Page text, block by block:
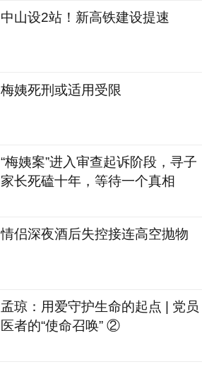
中山设2站！新高铁建设提速
梅姨死刑或适用受限
“梅姨案”进入审查起诉阶段，寻子
家长死磕十年，等待一个真相
情侣深夜酒后失控接连高空抛物
孟琼：用爱守护生命的起点 | 党员
医者的“使命召唤” ②